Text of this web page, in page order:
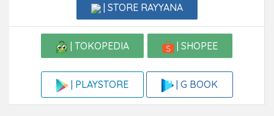
| STORE RAYYANA
| TOKOPEDIA | SHOPEE
| PLAYSTORE | G BOOK